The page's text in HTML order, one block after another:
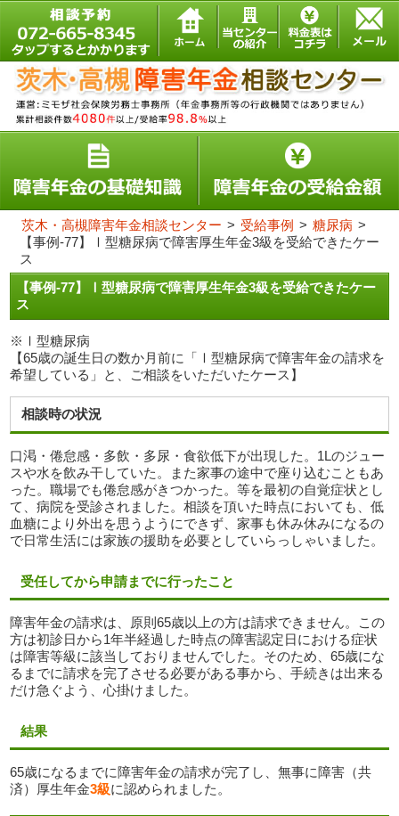
茨木・高槻障害年金相談センター > 受給事例 > 糖尿病 >
【事例-77】Ⅰ型糖尿病で障害厚生年金3級を受給できたケー
ス
【事例-77】Ⅰ型糖尿病で障害厚生年金3級を受給できたケー
ス
※Ⅰ型糖尿病
【65歳の誕生日の数か月前に「Ⅰ型糖尿病で障害年金の請求を
希望している」と、ご相談をいただいたケース】
相談時の状況
口渇・倦怠感・多飲・多尿・食欲低下が出現した。1Lのジュー
スや水を飲み干していた。また家事の途中で座り込むこともあ
った。職場でも倦怠感がきつかった。等を最初の自覚症状とし
て、病院を受診されました。相談を頂いた時点においても、低
血糖により外出を思うようにできず、家事も休み休みになるの
で日常生活には家族の援助を必要としていらっしゃいました。
受任してから申請までに行ったこと
障害年金の請求は、原則65歳以上の方は請求できません。この
方は初診日から1年半経過した時点の障害認定日における症状
は障害等級に該当しておりませんでした。そのため、65歳にな
るまでに請求を完了させる必要がある事から、手続きは出来る
だけ急ぐよう、心掛けました。
結果
65歳になるまでに障害年金の請求が完了し、無事に障害（共
済）厚生年金3級に認められました。